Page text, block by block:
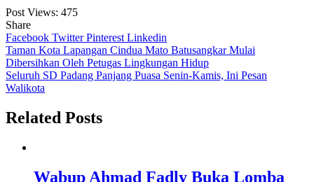
Post Views: 475
Share
Facebook TwitterPinterest Linkedin
Navigasi
pos
Taman Kota Lapangan Cindua Mato Batusangkar Mulai
Dibersihkan Oleh Petugas Lingkungan Hidup
Seluruh SD Padang Panjang Puasa Senin-Kamis, Ini Pesan
Walikota
Related Posts
Wabup Ahmad Fadly Buka Lomba